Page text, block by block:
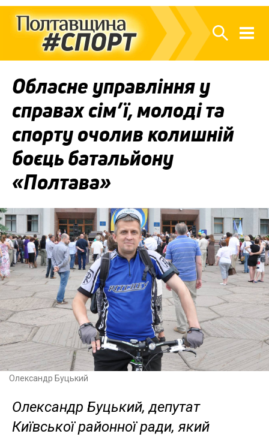
Обласне управління у
справах сім’ї, молоді та
спорту очолив колишній
боєць батальйону
«Полтава»
Олександр Буцький
Олександр Буцький, депутат
Київської районної ради, який